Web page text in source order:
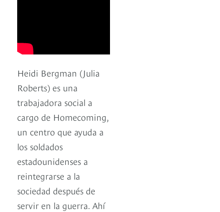
Heidi Bergman (Julia
Roberts) es una
trabajadora social a
cargo de Homecoming,
un centro que ayuda a
los soldados
estadounidenses a
reintegrarse a la
sociedad después de
servir en la guerra. Ahí